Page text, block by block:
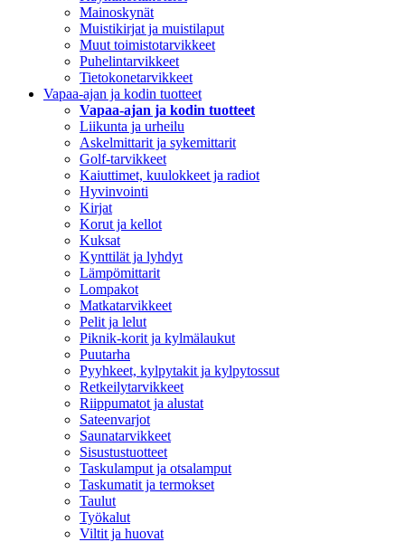
Mainoskynät
Muistikirjat ja muistilaput
Muut toimistotarvikkeet
Puhelintarvikkeet
Tietokonetarvikkeet
Vapaa-ajan ja kodin tuotteet
Vapaa-ajan ja kodin tuotteet
Liikunta ja urheilu
Askelmittarit ja sykemittarit
Golf-tarvikkeet
Kaiuttimet, kuulokkeet ja radiot
Hyvinvointi
Kirjat
Korut ja kellot
Kuksat
Kynttilät ja lyhdyt
Lämpömittarit
Lompakot
Matkatarvikkeet
Pelit ja lelut
Piknik-korit ja kylmälaukut
Puutarha
Pyyhkeet, kylpytakit ja kylpytossut
Retkeilytarvikkeet
Riippumatot ja alustat
Sateenvarjot
Saunatarvikkeet
Sisustustuotteet
Taskulamput ja otsalamput
Taskumatit ja termokset
Taulut
Työkalut
Viltit ja huovat